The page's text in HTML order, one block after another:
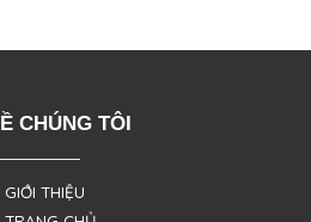
CHÚNG TÔI
THIỆU